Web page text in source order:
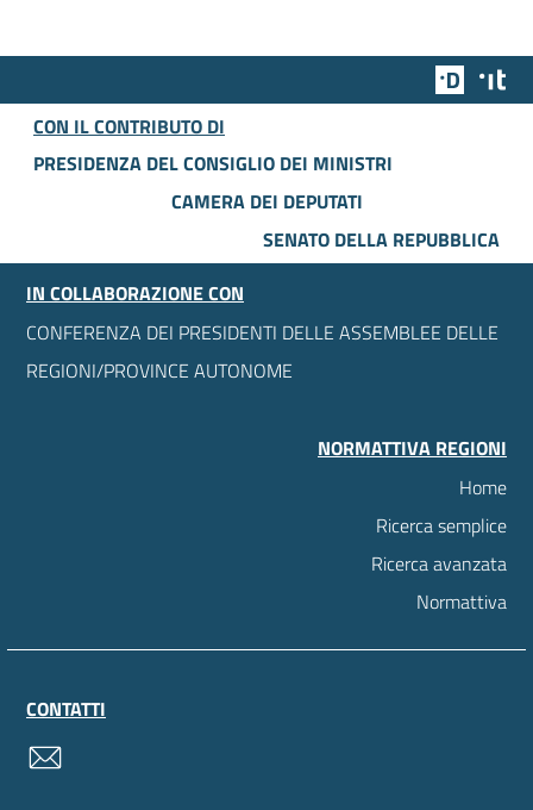
Team
CON IL CONTRIBUTO DI
PRESIDENZA DEL CONSIGLIO DEI MINISTRI
CAMERA DEI DEPUTATI
SENATO DELLA REPUBBLICA
IN COLLABORAZIONE CON
CONFERENZA DEI PRESIDENTI DELLE ASSEMBLEE DELLE
REGIONI/PROVINCE AUTONOME
NORMATTIVA REGIONI
Home
Ricerca semplice
Ricerca avanzata
Normattiva
CONTATTI